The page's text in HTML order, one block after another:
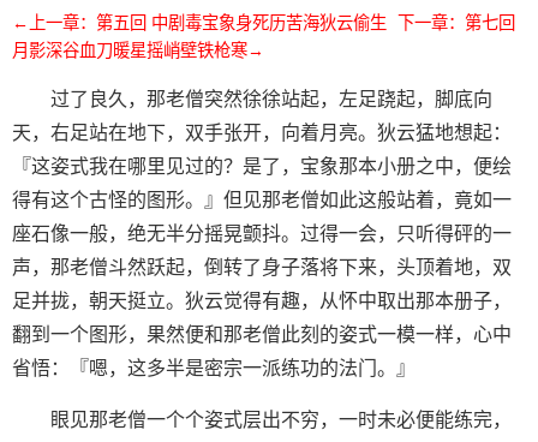
←上一章：第五回 中剧毒宝象身死历苦海狄云偷生
下一章：第七回
月影深谷血刀暖星摇峭壁铁枪寒→
过了良久，那老僧突然徐徐站起，左足跷起，脚底向
天，右足站在地下，双手张开，向着月亮。狄云猛地想起：
『这姿式我在哪里见过的？是了，宝象那本小册之中，便绘
得有这个古怪的图形。』但见那老僧如此这般站着，竟如一
座石像一般，绝无半分摇晃颤抖。过得一会，只听得砰的一
声，那老僧斗然跃起，倒转了身子落将下来，头顶着地，双
足并拢，朝天挺立。狄云觉得有趣，从怀中取出那本册子，
翻到一个图形，果然便和那老僧此刻的姿式一模一样，心中
省悟：『嗯，这多半是密宗一派练功的法门。』
眼见那老僧一个个姿式层出不穷，一时未必便能练完，